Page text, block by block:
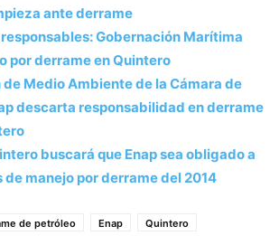
ante derrame
Gobernación Marítima
por derrame en Quintero
Medio Ambiente de la Cámara de
descarta responsabilidad en derrame
buscará que Enap sea obligado a
de manejo por derrame del 2014
de petróleo Enap Quintero